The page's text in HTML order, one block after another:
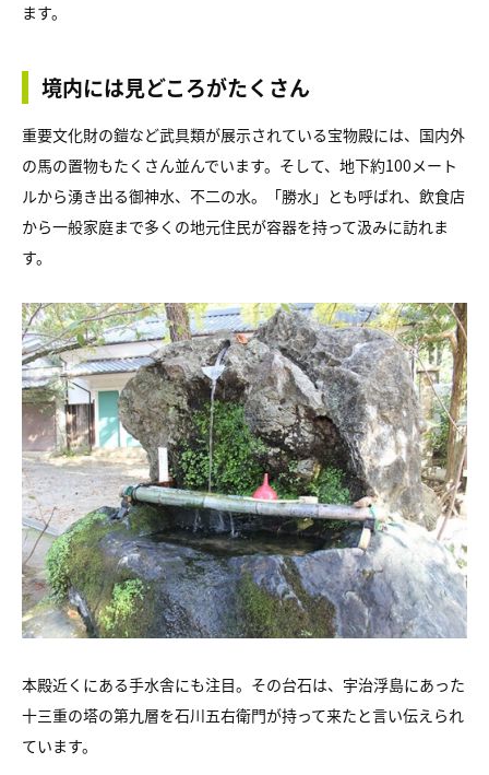
ます。
境内には見どころがたくさん
重要文化財の鎧など武具類が展示されている宝物殿には、国内外
の馬の置物もたくさん並んでいます。そして、地下約100メート
ルから湧き出る御神水、不二の水。「勝水」とも呼ばれ、飲食店
から一般家庭まで多くの地元住民が容器を持って汲みに訪れま
す。
本殿近くにある手水舎にも注目。その台石は、宇治浮島にあった
十三重の塔の第九層を石川五右衛門が持って来たと言い伝えられ
ています。